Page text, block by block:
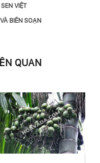
VIỆT
BIÊN SOẠN
QUAN